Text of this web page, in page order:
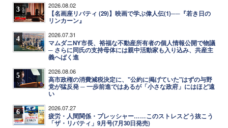
3 2026.08.02
【名画座リバティ (29)】映画で学ぶ偉人伝(1)──『若き日の
リンカーン』
4 2026.07.31
マムダニNY市長、裕福な不動産所有者の個人情報公開で物議
─ さらに同氏の支持母体には親中活動家も入り込み、共産主
義へばく進
5 2026.08.06
高市政権の消費減税決定に、"公約に掲げていた"はずの与野
党が猛反発 ─ 一歩前進ではあるが「小さな政府」にはほど遠
い
6 2026.07.27
疲労・人間関係・プレッシャー……このストレスどう抜こう
「ザ・リバティ」9月号(7月30日発売)